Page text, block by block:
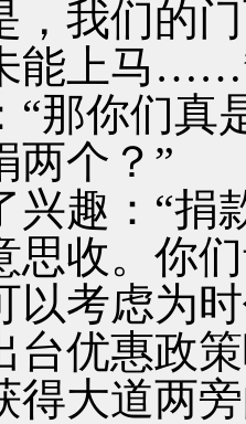
，我们的
能上马
那你们真
两个？”
趣：“捐
思收。你
以考虑为
台优惠政
得大道两